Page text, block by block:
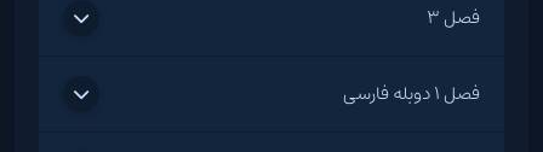
فصل 3
فصل 1 دوبله فارسی